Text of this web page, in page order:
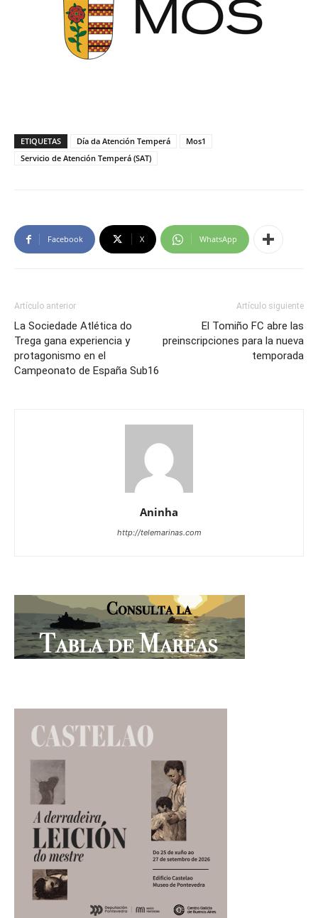
ETIQUETAS Día da Atención Temperá
Mos1
Servicio de Atención Temperá (SAT)
Facebook X WhatsApp
Artículo anterior
La Sociedade Atlética do
Trega gana experiencia y
protagonismo en el
Campeonato de España Sub16
Artículo siguiente
El Tomiño FC abre las
preinscripciones para la nueva
temporada
Aninha
http://telemarinas.com